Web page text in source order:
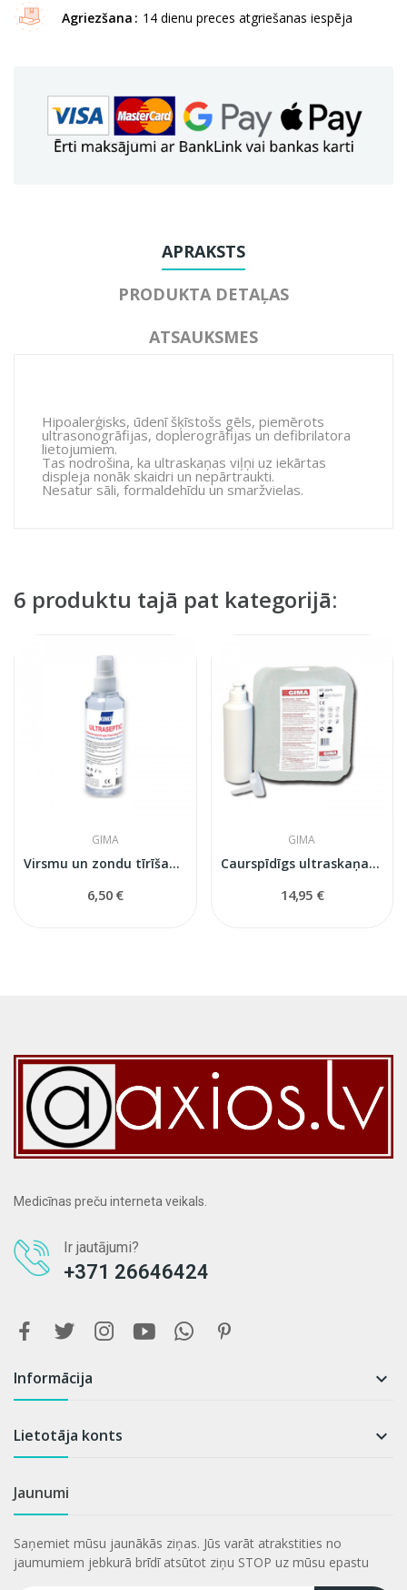
Agriezšana 14 dienu preces atgriešanas iespēja
APRAKSTS
PRODUKTA DETAĻAS
ATSAUKSMES
Hipoalerģisks, ūdenī šķīstošs gēls, piemērots
ultrasonogrāfijas, doplerogrāfijas un defibrilatora
lietojumiem.
Tas nodrošina, ka ultraskaņas viļņi uz iekārtas
displeja nonāk skaidri un nepārtraukti.
Nesatur sāli, formaldehīdu un smaržvielas.
6 produktu tajā pat kategorijā:
GIMA
Virsmu un zondu tīrīšanas aerosols —...
6,50 €
GIMA
Caurspīdīgs ultraskaņas un lāzera procedūru...
14,95 €
Medicīnas preču interneta veikals.
Ir jautājumi?
+371 26646424
Informācija 
Lietotāja konts 
Jaunumi
Saņemiet mūsu jaunākās ziņas. Jūs varāt atrakstities no
jaumumiem jebkurā brīdī atsūtot ziņu STOP uz mūsu epastu